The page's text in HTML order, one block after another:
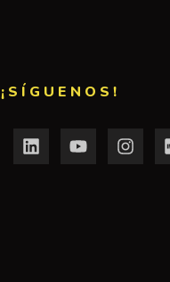
¡SÍGUENOS!